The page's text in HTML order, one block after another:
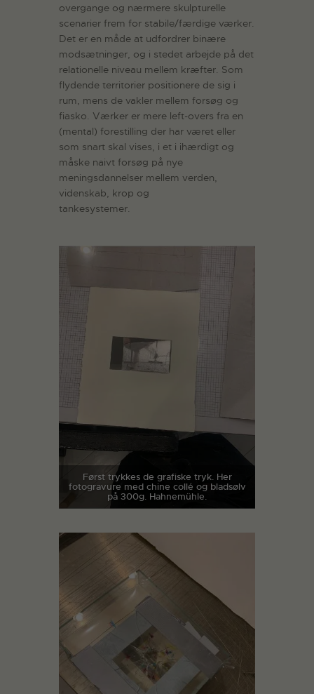
overgange og nærmere skulpturelle
scenarier frem for stabile/færdige værker.
Det er en måde at udfordrer binære
modsætninger, og i stedet arbejde på det
relationelle niveau mellem kræfter. Som
flydende territorier positionere de sig i
rum, mens de vakler mellem forsøg og
fiasko. Værker er mere left-overs fra en
(mental) forestilling der har været eller
som snart skal vises, i et i ihærdigt og
måske naivt forsøg på nye
meningsdannelser mellem verden,
videnskab, krop og
tankesystemer.
Først trykkes de grafiske tryk. Her
fotogravure med chine collé og bladsølv
på 300g. Hahnemühle.